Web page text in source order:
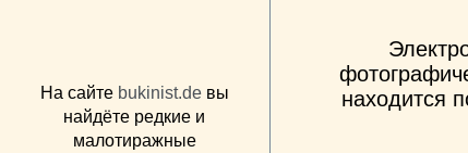
На сайте bukinist.deвы
найдёте редкие и
малотиражные
находится